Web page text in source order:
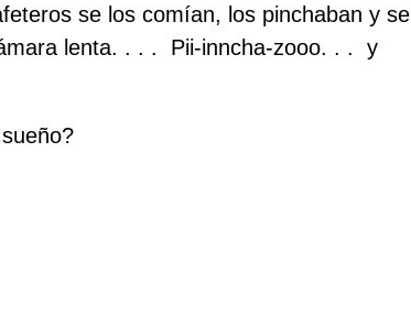
se los comían, los pinchaban y se
lenta. . . .
Pii-inncha-zooo. . .
y